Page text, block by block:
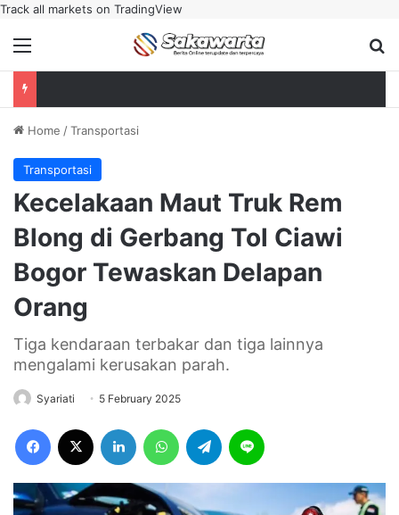
Track all markets on TradingView
Menu
Home /Transportasi
Transportasi
Kecelakaan Maut Truk Rem
Blong di Gerbang Tol Ciawi
Bogor Tewaskan Delapan
Orang
Tiga kendaraan terbakar dan tiga lainnya
mengalami kerusakan parah.
Syariati 5 February 2025
Facebook LinkedIn WhatsAppTelegram